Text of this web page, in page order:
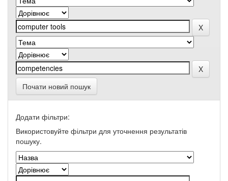
Почати новий пошук
Додати фільтри:
Використовуйте фільтри для уточнення результатів
пошуку.